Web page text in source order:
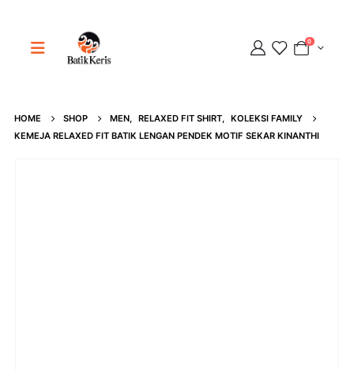
0
HOME SHOP MEN, RELAXED FIT SHIRT, KOLEKSI FAMILY
KEMEJA RELAXED FIT BATIK LENGAN PENDEK MOTIF SEKAR KINANTHI
Adipati